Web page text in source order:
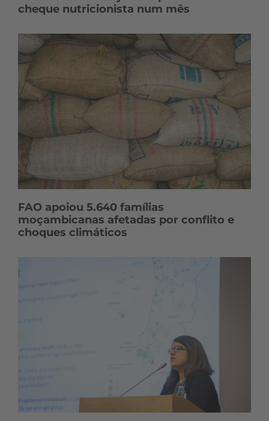
cheque nutricionista num mês
FAO apoiou 5.640 famílias
moçambicanas afetadas por conflito e
choques climáticos